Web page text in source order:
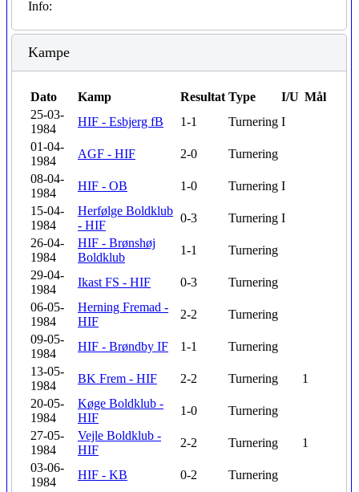
Info:
Kampe
Dato Kamp Resultat Type I/U Mål
25-03-
1984
HIF - Esbjerg fB 1-1 Turnering I
01-04-
1984
AGF - HIF 2-0
Turnering
08-04-
1984
HIF - OB 1-0 Turnering I
15-04-
1984
Herfølge Boldklub
- HIF
0-3 Turnering I
26-04-
1984
HIF - Brønshøj
Boldklub
1-1
Turnering
29-04-
1984
Ikast FS - HIF 0-3
Turnering
06-05-
1984
Herning Fremad -
HIF
2-2
Turnering
09-05-
1984
HIF - Brøndby IF 1-1
Turnering
13-05-
1984
BK Frem - HIF 2-2 Turnering
1
20-05-
1984
Køge Boldklub -
HIF
1-0
Turnering
27-05-
1984
Vejle Boldklub -
HIF
2-2 Turnering
1
03-06-
1984
HIF - KB 0-2
Turnering